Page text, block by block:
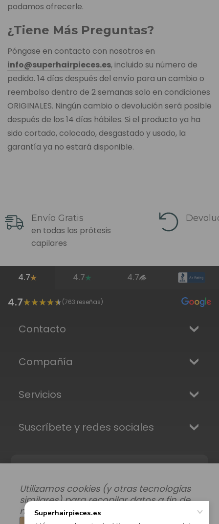
podamos ofrecerle.
¿Tiene Más Preguntas?
Póngase en contacto con nosotros en
info@superhairpieces.es, incluido su número de
pedido. 14 días después del envío para un cambio o
reembolso dentro de 2 semanas solo en condiciones
ORIGINALES. Ningún cambio o devolución será posible
después de los 14 días hábiles. Si el producto ya ha
sido cortado, colocado, desgastado y usado, la
garantía ya no estará disponible.
Envío Gratis
en todas las prótesis
capilares
4.7 4.7 4.7
4.7 (763 reseñas)
Contacto
Compañía
Servicios
Suscríbete y redes sociales
Utilizamos cookies (y otras tecnologías
similares) para recopilar datos a fin de
mejorar su experiencia de compra.